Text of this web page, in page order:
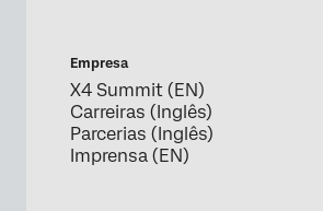
Empresa
X4 Summit (EN)
Carreiras (Inglês)
Parcerias (Inglês)
Imprensa (EN)